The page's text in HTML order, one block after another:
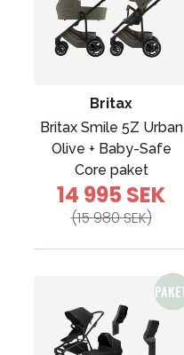
Britax
Britax Smile 5Z Urban
Olive + Baby-Safe
Core paket
14 995 SEK
(15 980 SEK)